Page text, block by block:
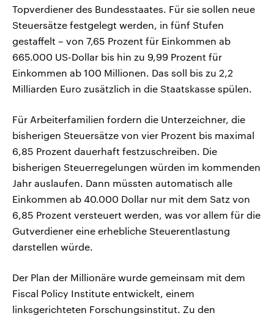
Topverdiener des Bundesstaates. Für sie sollen neue
Steuersätze festgelegt werden, in fünf Stufen
gestaffelt – von 7,65 Prozent für Einkommen ab
665.000 US-Dollar bis hin zu 9,99 Prozent für
Einkommen ab 100 Millionen. Das soll bis zu 2,2
Milliarden Euro zusätzlich in die Staatskasse spülen.
Für Arbeiterfamilien fordern die Unterzeichner, die
bisherigen Steuersätze von vier Prozent bis maximal
6,85 Prozent dauerhaft festzuschreiben. Die
bisherigen Steuerregelungen würden im kommenden
Jahr auslaufen. Dann müssten automatisch alle
Einkommen ab 40.000 Dollar nur mit dem Satz von
6,85 Prozent versteuert werden, was vor allem für die
Gutverdiener eine erhebliche Steuerentlastung
darstellen würde.
Der Plan der Millionäre wurde gemeinsam mit dem
Fiscal Policy Institute entwickelt, einem
linksgerichteten Forschungsinstitut. Zu den